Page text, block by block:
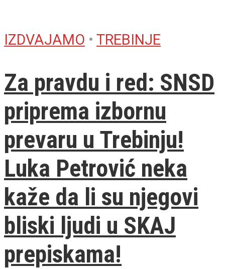
IZDVAJAMO • TREBINJE
Za pravdu i red: SNSD
priprema izbornu
prevaru u Trebinju!
Luka Petrović neka
kaže da li su njegovi
bliski ljudi u SKAJ
prepiskama!